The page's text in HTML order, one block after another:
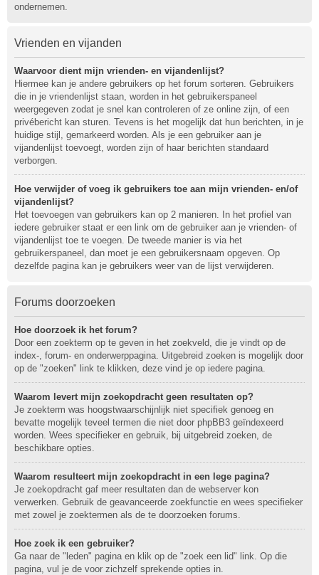
ondernemen.
Vrienden en vijanden
Waarvoor dient mijn vrienden- en vijandenlijst?
Hiermee kan je andere gebruikers op het forum sorteren. Gebruikers
die in je vriendenlijst staan, worden in het gebruikerspaneel
weergegeven zodat je snel kan controleren of ze online zijn, of een
privébericht kan sturen. Tevens is het mogelijk dat hun berichten, in je
huidige stijl, gemarkeerd worden. Als je een gebruiker aan je
vijandenlijst toevoegt, worden zijn of haar berichten standaard
verborgen.
Hoe verwijder of voeg ik gebruikers toe aan mijn vrienden- en/of
vijandenlijst?
Het toevoegen van gebruikers kan op 2 manieren. In het profiel van
iedere gebruiker staat er een link om de gebruiker aan je vrienden- of
vijandenlijst toe te voegen. De tweede manier is via het
gebruikerspaneel, dan moet je een gebruikersnaam opgeven. Op
dezelfde pagina kan je gebruikers weer van de lijst verwijderen.
Forums doorzoeken
Hoe doorzoek ik het forum?
Door een zoekterm op te geven in het zoekveld, die je vindt op de
index-, forum- en onderwerppagina. Uitgebreid zoeken is mogelijk door
op de "zoeken" link te klikken, deze vind je op iedere pagina.
Waarom levert mijn zoekopdracht geen resultaten op?
Je zoekterm was hoogstwaarschijnlijk niet specifiek genoeg en
bevatte mogelijk teveel termen die niet door phpBB3 geïndexeerd
worden. Wees specifieker en gebruik, bij uitgebreid zoeken, de
beschikbare opties.
Waarom resulteert mijn zoekopdracht in een lege pagina?
Je zoekopdracht gaf meer resultaten dan de webserver kon
verwerken. Gebruik de geavanceerde zoekfunctie en wees specifieker
met zowel je zoektermen als de te doorzoeken forums.
Hoe zoek ik een gebruiker?
Ga naar de "leden" pagina en klik op de "zoek een lid" link. Op die
pagina, vul je de voor zichzelf sprekende opties in.